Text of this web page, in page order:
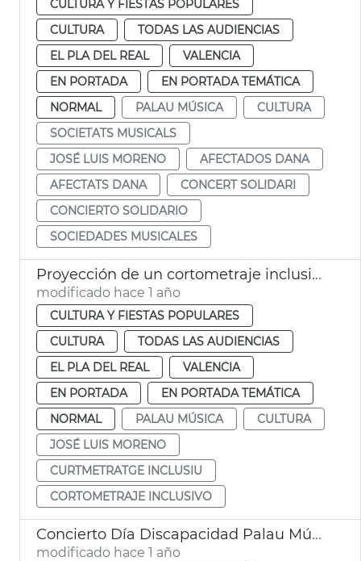
CULTURA Y FIESTAS POPULARES
CULTURA
TODAS LAS AUDIENCIAS
EL PLA DEL REAL
VALENCIA
EN PORTADA
EN PORTADA TEMÁTICA
NORMAL
PALAU MÚSICA
CULTURA
SOCIETATS MUSICALS
JOSÉ LUIS MORENO
AFECTADOS DANA
AFECTATS DANA
CONCERT SOLIDARI
CONCIERTO SOLIDARIO
SOCIEDADES MUSICALES
Proyección de un cortometraje inclusivo en el Palau
modificado hace 1 año
CULTURA Y FIESTAS POPULARES
CULTURA
TODAS LAS AUDIENCIAS
EL PLA DEL REAL
VALENCIA
EN PORTADA
EN PORTADA TEMÁTICA
NORMAL
PALAU MÚSICA
CULTURA
JOSÉ LUIS MORENO
CURTMETRATGE INCLUSIU
CORTOMETRAJE INCLUSIVO
Concierto Día Discapacidad Palau Música
modificado hace 1 año